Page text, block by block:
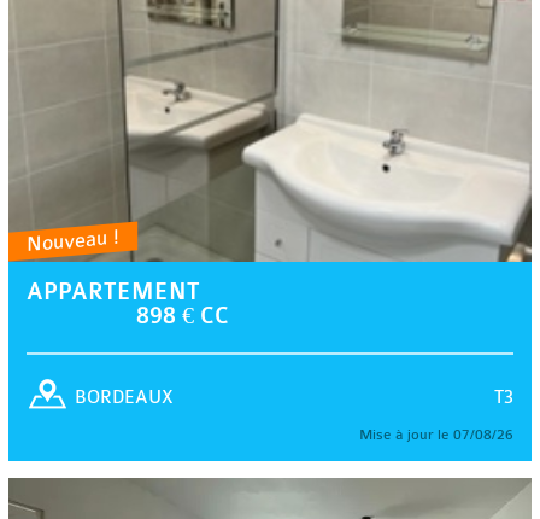
Nouveau !
APPARTEMENT
898 € CC
T3
BORDEAUX
Mise à jour le 07/08/26